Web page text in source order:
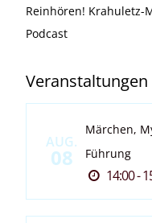
Reinhören! Krahuletz-
Podcast
Veranstaltungen
AUG.
08
Märchen,
Führung
14:00 -